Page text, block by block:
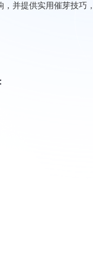
并提供实用催芽技巧